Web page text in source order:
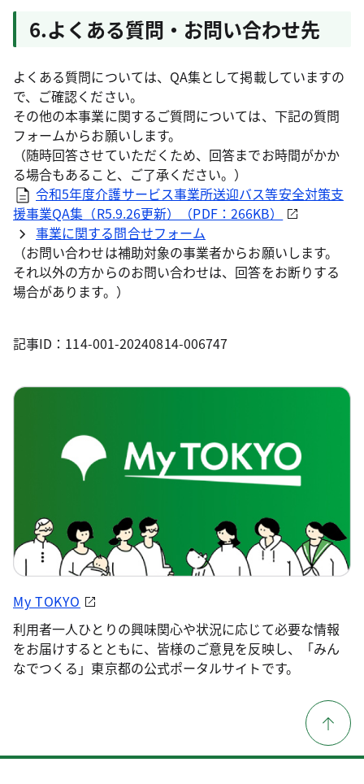
6.よくある質問・お問い合わせ先
よくある質問については、QA集として掲載していますの
で、ご確認ください。
その他の本事業に関するご質問については、下記の質問
フォームからお願いします。
（随時回答させていただくため、回答までお時間がかか
る場合もあること、ご了承ください。）
令和5年度介護サービス事業所送迎バス等安全対策支
援事業QA集（R5.9.26更新）（PDF：266KB）
事業に関する問合せフォーム
（お問い合わせは補助対象の事業者からお願いします。
それ以外の方からのお問い合わせは、回答をお断りする
場合があります。）
記事ID：114-001-20240814-006747
My TOKYO
利用者一人ひとりの興味関心や状況に応じて必要な情報
をお届けするとともに、皆様のご意見を反映し、「みん
なでつくる」東京都の公式ポータルサイトです。